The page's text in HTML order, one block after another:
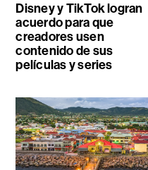
Disney y TikTok logran
acuerdo para que
creadores usen
contenido de sus
películas y series